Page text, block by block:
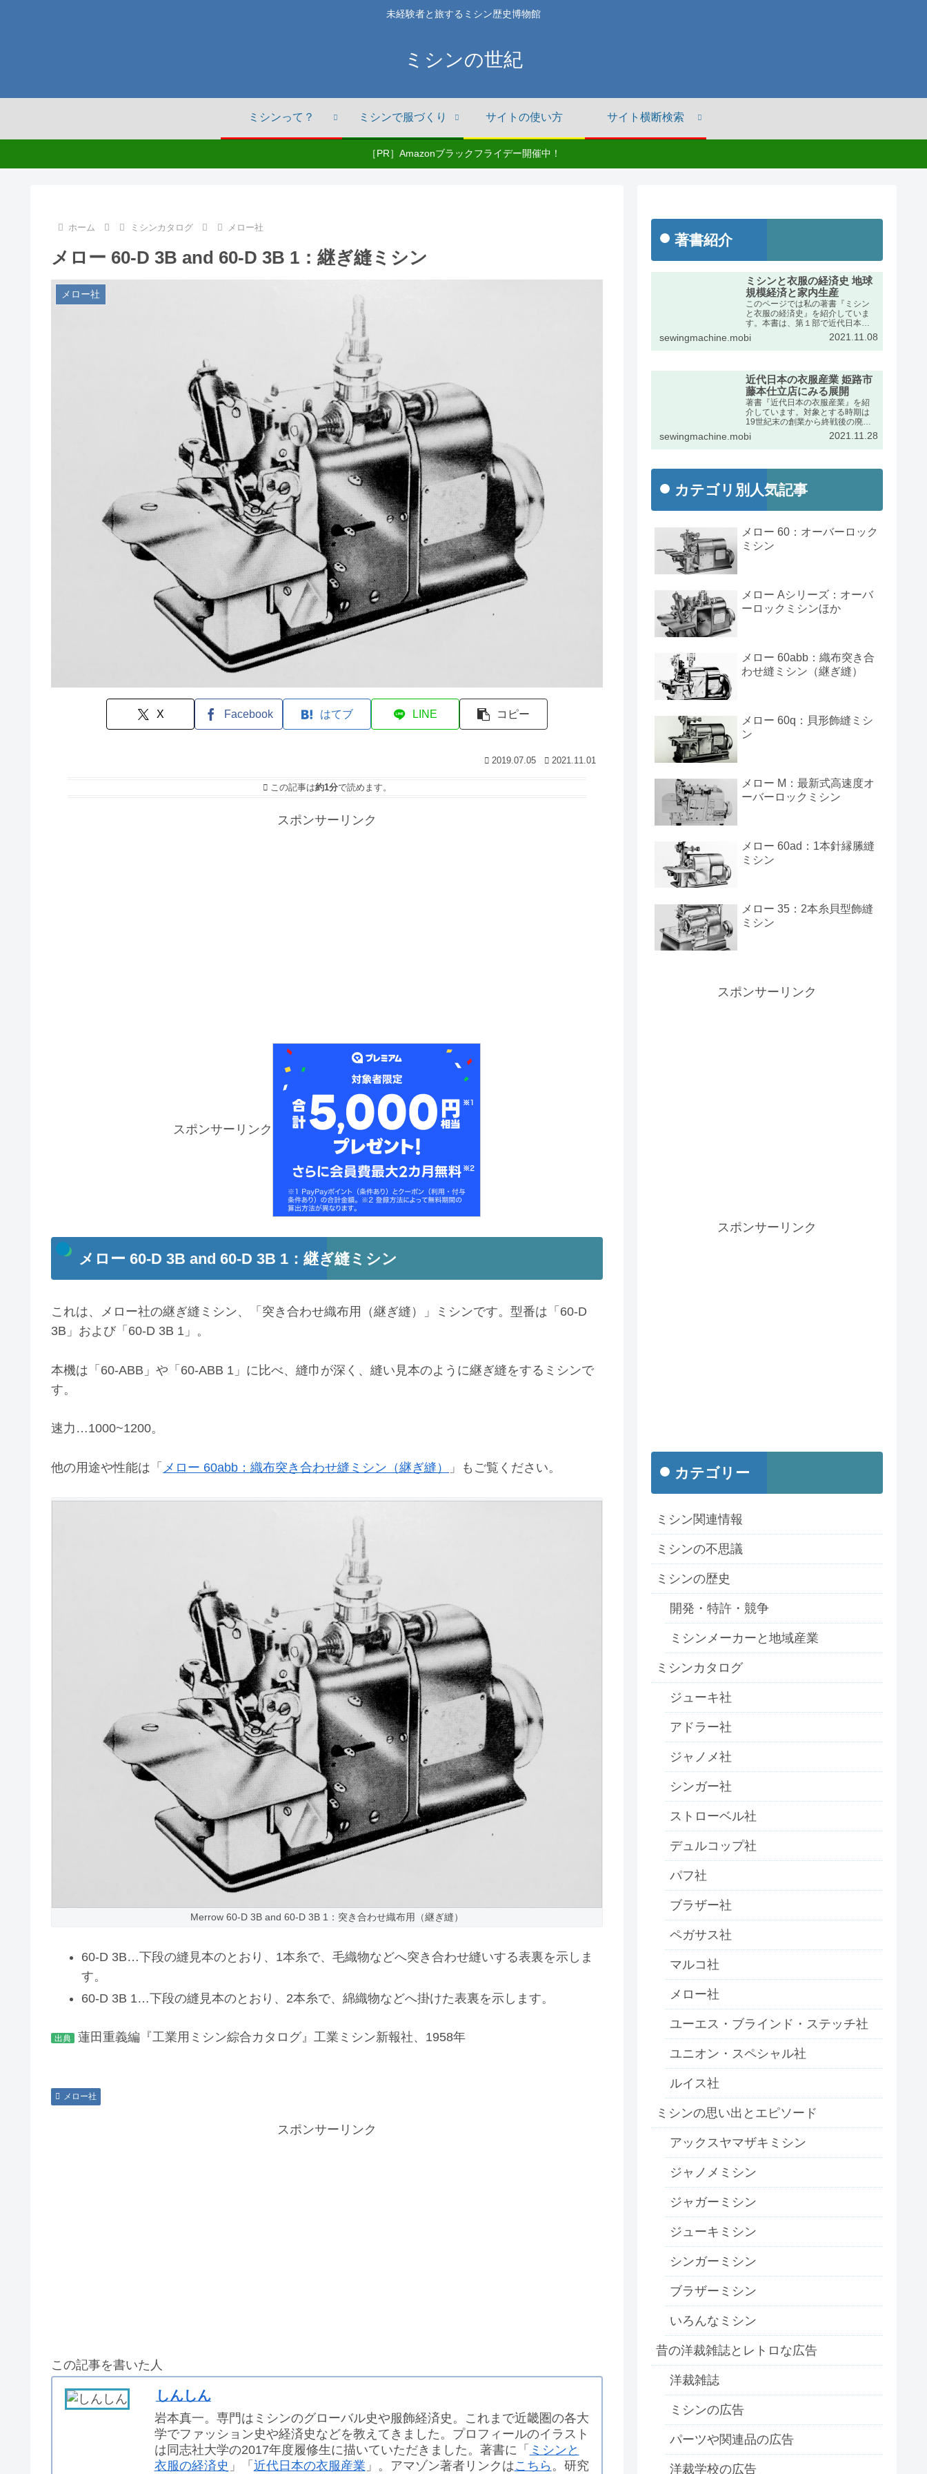
未経験者と旅するミシン歴史博物館
ミシンの世紀
ミシンって？ ミシンで服づくり サイトの使い方 サイト横断検索
［PR］Amazonブラックフライデー開催中！
ホーム ミシンカタログ メロー社
メロー 60-D 3B and 60-D 3B 1：継ぎ縫ミシン
メロー社
X Facebook はてブ LINE コピー
2019.07.05 2021.11.01
この記事は約1分で読めます。
スポンサーリンク
スポンサーリンク
メロー 60-D 3B and 60-D 3B 1：継ぎ縫ミシン
これは、メロー社の継ぎ縫ミシン、「突き合わせ織布用（継ぎ縫）」ミシンです。型番は「60-D
3B」および「60-D 3B 1」。
本機は「60-ABB」や「60-ABB 1」に比べ、縫巾が深く、縫い見本のように継ぎ縫をするミシンで
す。
速力…1000~1200。
他の用途や性能は「 メロー 60abb：織布突き合わせ縫ミシン（継ぎ縫） 」もご覧ください。
Merrow 60-D 3B and 60-D 3B 1：突き合わせ織布用（継ぎ縫）
60-D 3B…下段の縫見本のとおり、1本糸で、毛織物などへ突き合わせ縫いする表裏を示しま
す。
60-D 3B 1…下段の縫見本のとおり、2本糸で、綿織物などへ掛けた表裏を示します。
出典 蓮田重義編『工業用ミシン綜合カタログ』工業ミシン新報社、1958年
メロー社
スポンサーリンク
この記事を書いた人
しんしん
岩本真一。専門はミシンのグローバル史や服飾経済史。これまで近畿圏の各大
学でファッション史や経済史などを教えてきました。プロフィールのイラスト
は同志社大学の2017年度履修生に描いていただきました。著書に「 ミシンと
衣服の経済史 」「 近代日本の衣服産業 」。アマゾン著者リンクはこちら 。研究
著書紹介
ミシンと衣服の経済史 地球
規模経済と家内生産
このページでは私の著書『ミシン
と衣服の経済史』を紹介していま
す。本書は、第１部で近代日本に
おけるミシンの輸入動向をふま
え、第２部で衣服産業の展開を述
べたものです。出版社のページの
sewingmachine.mobi 2021.11.08
近代日本の衣服産業 姫路市
藤本仕立店にみる展開
著書『近代日本の衣服産業』を紹
介しています。対象とする時期は
19世紀末の創業から終戦後の廃業
までの約半世紀です。兵庫県姫路
市の藤本家文書を手がかりに、近
代日本経済史の発展段階で特異な
しくまとめました。
sewingmachine.mobi 2021.11.28
カテゴリ別人気記事
メロー 60：オーバーロック
ミシン
メロー Aシリーズ：オーバ
ーロックミシンほか
メロー 60abb：織布突き合
わせ縫ミシン（継ぎ縫）
メロー 60q：貝形飾縫ミシ
ン
メロー M：最新式高速度オ
ーバーロックミシン
メロー 60ad：1本針縁縢縫
ミシン
メロー 35：2本糸貝型飾縫
ミシン
スポンサーリンク
スポンサーリンク
カテゴリー
ミシン関連情報
ミシンの不思議
ミシンの歴史
開発・特許・競争
ミシンメーカーと地域産業
ミシンカタログ
ジューキ社
アドラー社
ジャノメ社
シンガー社
ストローベル社
デュルコップ社
パフ社
ブラザー社
ペガサス社
マルコ社
メロー社
ユーエス・ブラインド・ステッチ社
ユニオン・スペシャル社
ルイス社
ミシンの思い出とエピソード
アックスヤマザキミシン
ジャノメミシン
ジャガーミシン
ジューキミシン
シンガーミシン
ブラザーミシン
いろんなミシン
昔の洋裁雑誌とレトロな広告
洋裁雑誌
ミシンの広告
パーツや関連品の広告
洋裁学校の広告